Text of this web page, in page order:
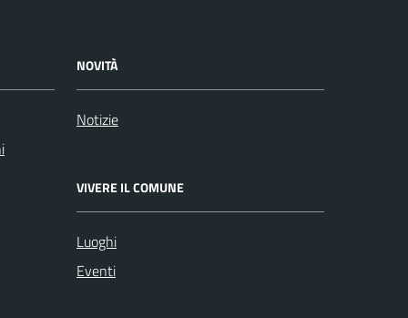
NOVITÀ
Notizie
VIVERE IL COMUNE
Luoghi
Eventi